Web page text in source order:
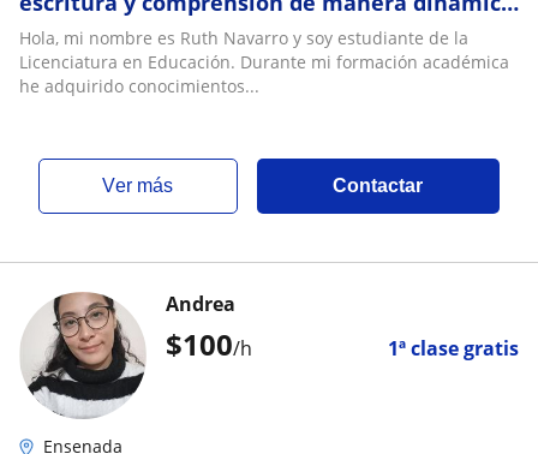
y significativa?
Hola, mi nombre es Ruth Navarro y soy estudiante de la
Licenciatura en Educación. Durante mi formación académica
he adquirido conocimientos...
ver más Contactar
$100/h 1ª clase gratis
Andrea
Ensenada